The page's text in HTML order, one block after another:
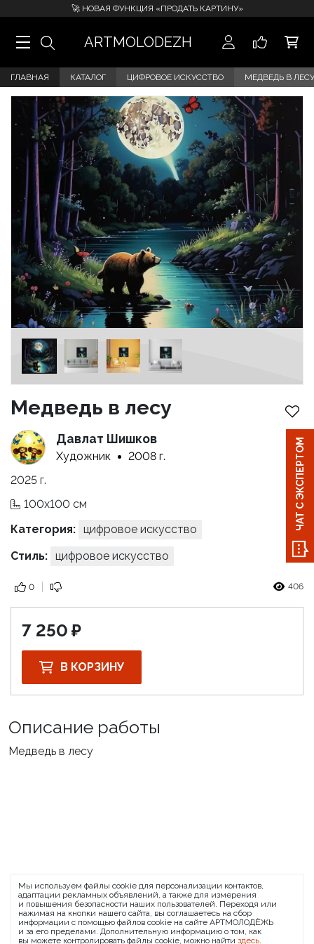
🚀 НОВАЯ ФУНКЦИЯ «ПРОДАТЬ КАРТИНУ»
ARTMOLODEZH
ГЛАВНАЯ КАТАЛОГ ЦИФРОВОЕ ИСКУССТВО МЕДВЕДЬ В ЛЕСУ
Медведь в лесу
Давлат Шишков
Художник
2008 г.
2025 г.
100x100 см
Категория: цифровое искусство
Стиль: цифровое искусство
0 406
7 250
В КОРЗИНУ
Описание работы
Медведь в лесу
О проекте FAQ
Банковские реквизиты
Сообщить о баге
© 2026 АРТМОЛОДЁЖЬ
ЧАТ С ЭКСПЕРТОМ
Мы используем файлы cookie для персонализации контактов,
адаптации рекламных объявлений, а также для измерения
и повышения безопасности наших пользователей. Переходя или
нажимая на кнопки нашего сайта, вы соглашаетесь на сбор
информации с помощью файлов cookie на сайте АРТМОЛОДЁЖЬ
и за его пределами. Дополнительную информацию о том, как
вы можете контролировать файлы cookie, можно найти здесь.